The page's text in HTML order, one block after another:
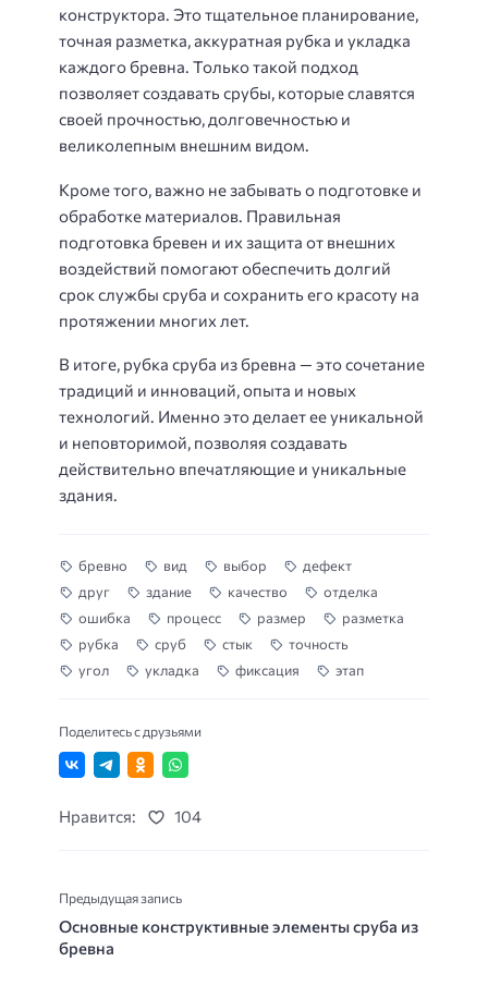
конструктора. Это тщательное планирование,
точная разметка, аккуратная рубка и укладка
каждого бревна. Только такой подход
позволяет создавать срубы, которые славятся
своей прочностью, долговечностью и
великолепным внешним видом.
Кроме того, важно не забывать о подготовке и
обработке материалов. Правильная
подготовка бревен и их защита от внешних
воздействий помогают обеспечить долгий
срок службы сруба и сохранить его красоту на
протяжении многих лет.
В итоге, рубка сруба из бревна — это сочетание
традиций и инноваций, опыта и новых
технологий. Именно это делает ее уникальной
и неповторимой, позволяя создавать
действительно впечатляющие и уникальные
здания.
бревно вид выбор
дефект
друг
здание качество
отделка
ошибка
процесс размер
разметка
рубка
сруб стык
точность
угол
укладка фиксация этап
Поделитесь с друзьями
Нравится: 104
Предыдущая запись
Основные конструктивные элементы сруба из
бревна